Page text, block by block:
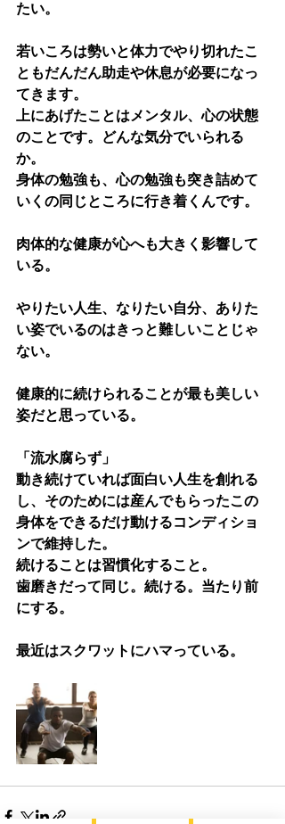
たい。
若いころは勢いと体力でやり切れたこ
ともだんだん助走や休息が必要になっ
てきます。
上にあげたことはメンタル、心の状態
のことです。どんな気分でいられる
か。
身体の勉強も、心の勉強も突き詰めて
いくの同じところに行き着くんです。
肉体的な健康が心へも大きく影響して
いる。
やりたい人生、なりたい自分、ありた
い姿でいるのはきっと難しいことじゃ
ない。
健康的に続けられることが最も美しい
姿だと思っている。
「流水腐らず」
動き続けていれば面白い人生を創れる
し、そのためには産んでもらったこの
身体をできるだけ動けるコンディショ
ンで維持した。
続けることは習慣化すること。
歯磨きだって同じ。続ける。当たり前
にする。
最近はスクワットにハマっている。